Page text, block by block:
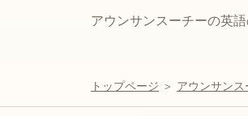
アウンサンスーチーの英
トップページ ＞ アウンサン